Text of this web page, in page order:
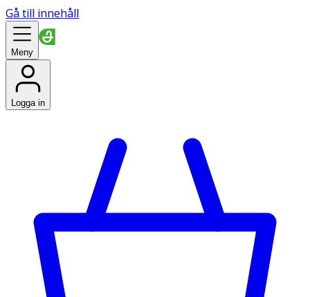
Gå till innehåll
Meny
Logga in